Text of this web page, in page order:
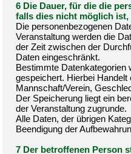
6 Die Dauer, für die die
falls dies nicht möglich
Die personenbezogenen
Veranstaltung werden die
der Zeit zwischen der
Daten eingeschränkt.
Bestimmte Datenkategorien
gespeichert. Hierbei
Mannschaft/Verein,
Der Speicherung liegt ein
der Veranstaltung zugrunde.
Alle Daten, der übrigen
Beendigung der
7 Der betroffenen Person